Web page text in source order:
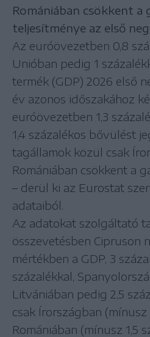
Romániában csökkent a
teljesítménye az első
Az euróövezetben 0,8
Unióban pedig 1
termék (GDP) 2026 első
év azonos időszakához
euróövezetben 1,3
1,4 százalékos bővülést
tagállamok közül csak
Romániában csökkent a
– derül ki az Eurostat
adataiból.
Az adatokat szolgáltató
összevetésben Cipruson
mértékben a GDP, 3
százalékkal,
Litvániában pedig 2,5
csak Írországban (mínusz
Romániában (mínusz 1,5